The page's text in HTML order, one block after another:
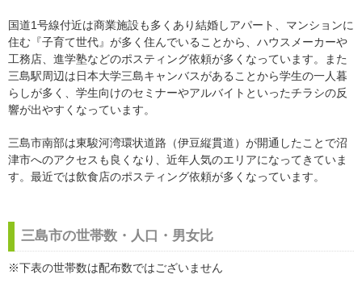
国道1号線付近は商業施設も多くあり結婚しアパート、マンションに
住む『子育て世代』が多く住んでいることから、ハウスメーカーや
工務店、進学塾などのポスティング依頼が多くなっています。また
三島駅周辺は日本大学三島キャンバスがあることから学生の一人暮
らしが多く、学生向けのセミナーやアルバイトといったチラシの反
響が出やすくなっています。
三島市南部は東駿河湾環状道路（伊豆縦貫道）が開通したことで沼
津市へのアクセスも良くなり、近年人気のエリアになってきていま
す。最近では飲食店のポスティング依頼が多くなっています。
三島市の世帯数・人口・男女比
※下表の世帯数は配布数ではございません